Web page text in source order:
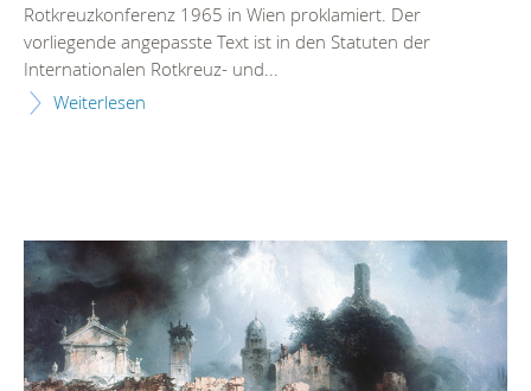
Rotkreuzkonferenz 1965 in Wien proklamiert. Der
vorliegende angepasste Text ist in den Statuten der
Internationalen Rotkreuz- und...
Weiterlesen